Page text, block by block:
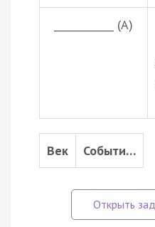
____________ (А)
Век Событи…